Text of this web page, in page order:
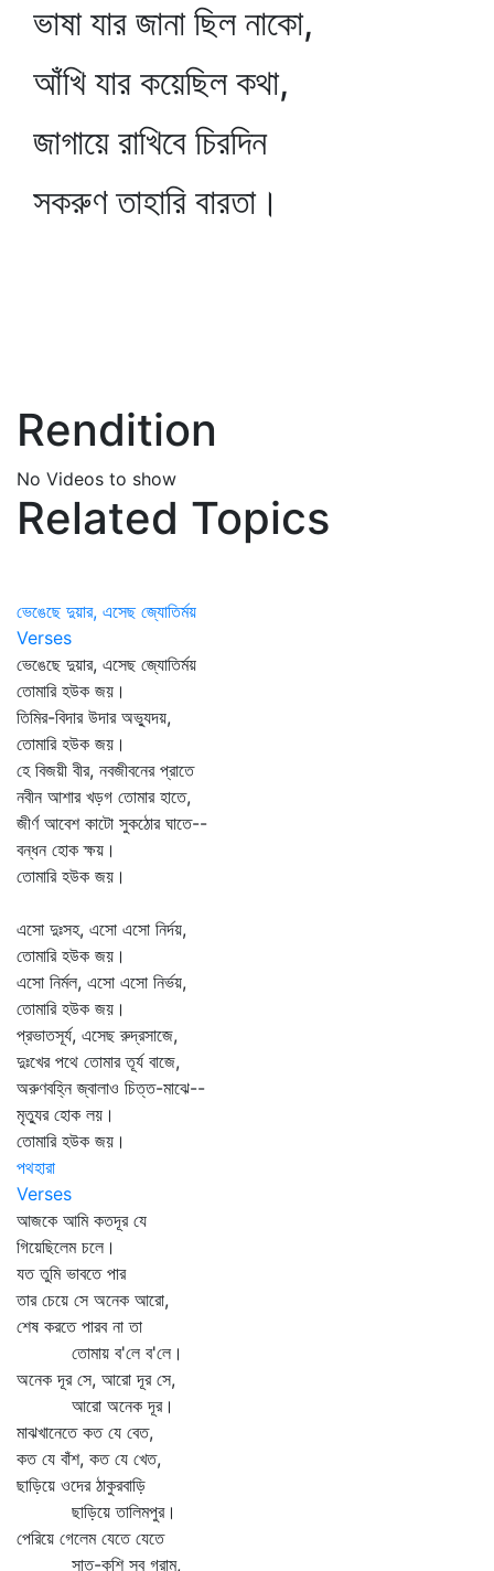
ভাষা যার জানা ছিল নাকো,
আঁখি যার কয়েছিল কথা,
জাগায়ে রাখিবে চিরদিন
সকরুণ তাহারি বারতা।
Rendition
No Videos to show
Related Topics
ভেঙেছে দুয়ার, এসেছ জ্যোতির্ময়
Verses
ভেঙেছে দুয়ার, এসেছ জ্যোতির্ময়
তোমারি হউক জয়।
তিমির-বিদার উদার অভ্যুদয়,
তোমারি হউক জয়।
হে বিজয়ী বীর, নবজীবনের প্রাতে
নবীন আশার খড়গ তোমার হাতে,
জীর্ণ আবেশ কাটো সুকঠোর ঘাতে--
বন্ধন হোক ক্ষয়।
তোমারি হউক জয়।
এসো দুঃসহ, এসো এসো নির্দয়,
তোমারি হউক জয়।
এসো নির্মল, এসো এসো নির্ভয়,
তোমারি হউক জয়।
প্রভাতসূর্য, এসেছ রুদ্রসাজে,
দুঃখের পথে তোমার তূর্য বাজে,
অরুণবহ্নি জ্বালাও চিত্ত-মাঝে--
মৃত্যুর হোক লয়।
তোমারি হউক জয়।
পথহারা
Verses
আজকে আমি কতদূর যে
গিয়েছিলেম চলে।
যত তুমি ভাবতে পার
তার চেয়ে সে অনেক আরো,
শেষ করতে পারব না তা
তোমায় ব'লে ব'লে।
অনেক দূর সে, আরো দূর সে,
আরো অনেক দূর।
মাঝখানেতে কত যে বেত,
কত যে বাঁশ, কত যে খেত,
ছাড়িয়ে ওদের ঠাকুরবাড়ি
ছাড়িয়ে তালিমপুর।
পেরিয়ে গেলেম যেতে যেতে
সাত-কুশি সব গ্রাম,